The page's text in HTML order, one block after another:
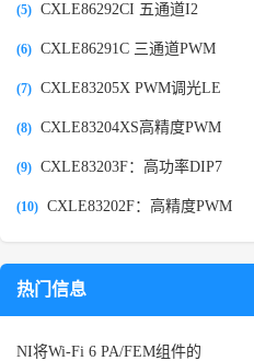
(5) CXLE86292CI 五通道I2
(6) CXLE86291C 三通道PWM
(7) CXLE83205X PWM调光LE
(8) CXLE83204XS高精度PWM
(9) CXLE83203F：高功率DIP7
(10) CXLE83202F：高精度PWM
热门信息
NI将Wi-Fi 6 PA/FEM组件的